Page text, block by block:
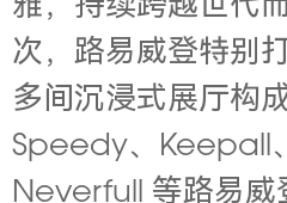
雅，持续跨越世代
次，路易威登特别
多间沉浸式展厅构
Speedy、Keepall
Neverfull 等路易威